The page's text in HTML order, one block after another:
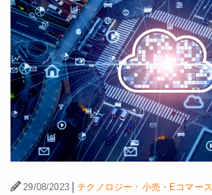
29/08/2023 | テクノロジー · 小売・Eコマース